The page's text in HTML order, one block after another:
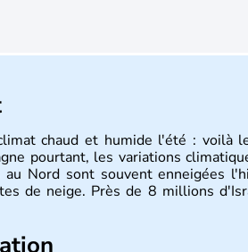
chaud et humide l'été : voilà
pourtant, les variations
Nord sont souvent enneigées
de neige. Près de 8 millions